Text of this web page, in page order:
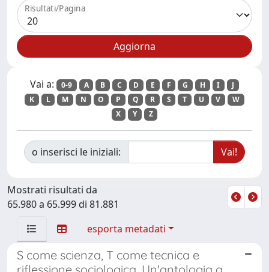
Risultati/Pagina
Vai a: 0-9 A B C D E F G H I
J
K
L M N O P Q R S T U V
W
X
Y Z
o inserisci le iniziali:
Mostrati risultati da
65.980 a 65.999 di 81.881
esporta metadati
S come scienza, T come tecnica e